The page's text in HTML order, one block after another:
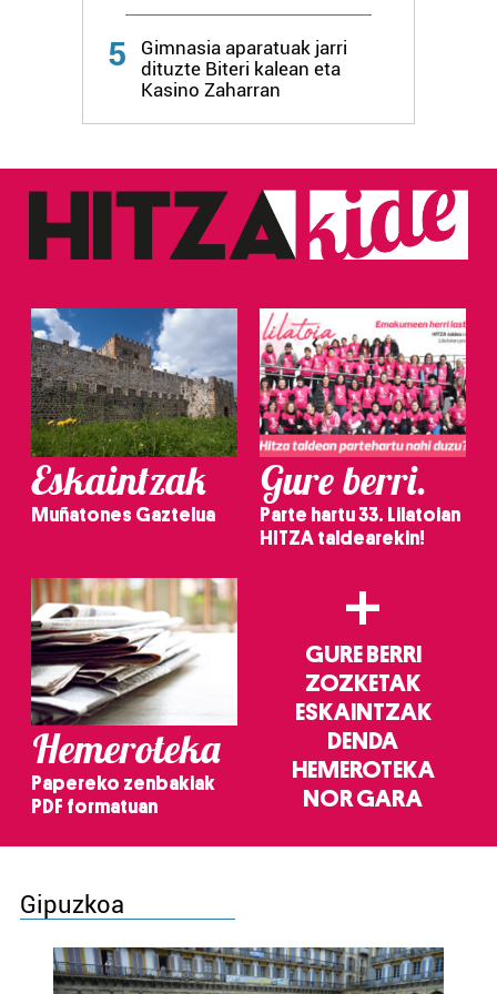
Webgune honek cookie propioak eta hirugarrenen cookie-
fitxategiak erabiltzen ditu. Zure esperientzia eta
zerbitzuak hobetzeko asmoz, cookie teknologiaz
baliatzen gara. Ohar hau onartuz gero, teknologia hori
erabiltzeko baimen esplizitua ematen diguzu.Gehiago
5
Gimnasia aparatuak jarri
dituzte Biteri kalean eta
Kasino Zaharran
Eskaintzak
Muñatones Gaztelua
Gure berri.
Parte hartu 33. Lilatoian
HITZA taldearekin!
Hemeroteka
Papereko zenbakiak
PDF formatuan
+
GURE BERRI
ZOZKETAK
ESKAINTZAK
DENDA
HEMEROTEKA
NOR GARA
Gipuzkoa